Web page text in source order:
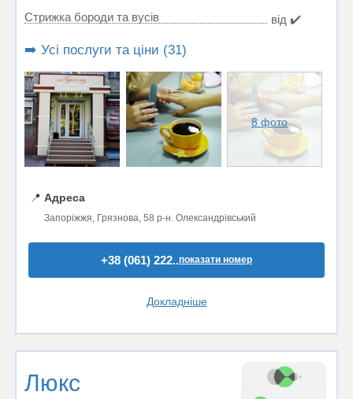
Стрижка бороди та вусів від ✔️
➡️ Усі послуги та ціни (31)
8 фото
📍 Адреса
Запоріжжя, Грязнова, 58 р-н. Олександрівський
+38 (061) 222..показати номер
Докладніше
Люкс